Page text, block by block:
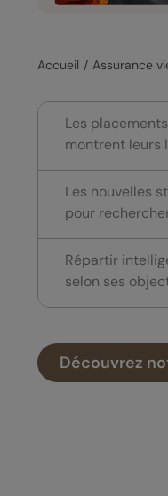
Accueil Assurance
Les
montrent leurs
Les nouvelles
pour
Répartir
selon ses
Découvrez